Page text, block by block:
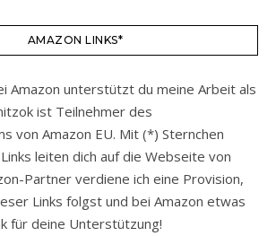
AMAZON LINKS*
Amazon unterstützt du meine Arbeit als
ist Teilnehmer des
von Amazon EU. Mit (*) Sternchen
leiten dich auf die Webseite von
Partner verdiene ich eine Provision,
Links folgst und bei Amazon etwas
für deine Unterstützung!